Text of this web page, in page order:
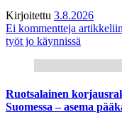
Kirjoitettu 3.8.2026
Ei kommentteja
työt jo käynnissä
Ruotsalainen
Suomessa – asema